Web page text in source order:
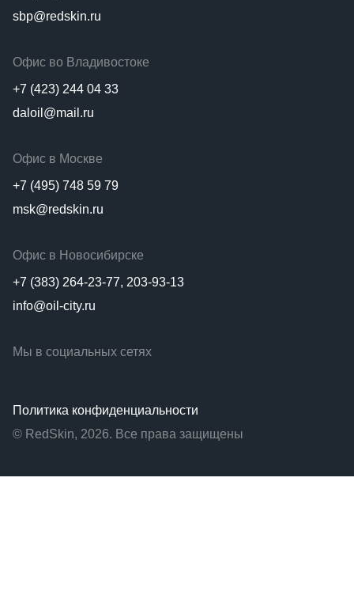
sbp@redskin.ru
Офис во Владивостоке
+7 (423) 244 04 33
daloil@mail.ru
Офис в Москве
+7 (495) 748 59 79
msk@redskin.ru
Офис в Новосибирске
+7 (383) 264-23-77, 203-93-13
info@oil-city.ru
Мы в социальных сетях
Политика конфиденциальности
© RedSkin, 2026. Все права защищены